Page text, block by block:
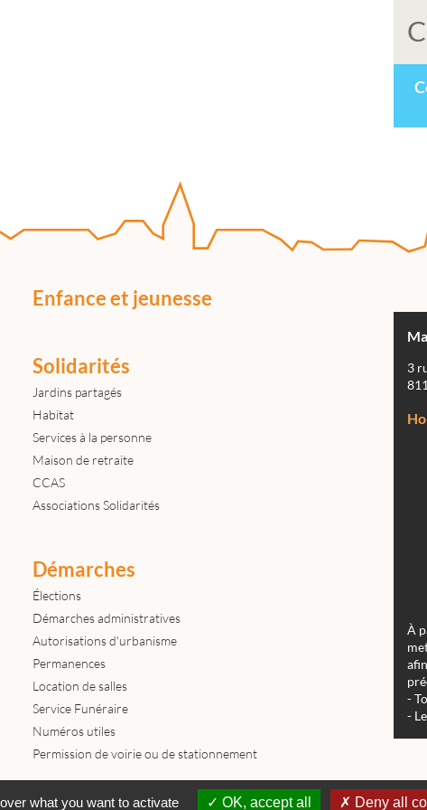
Enfance et jeunesse
Solidarités
Jardins partagés
Habitat
Services à la personne
Maison de retraite
CCAS
Associations Solidarités
Démarches
Élections
Démarches administratives
Autorisations d'urbanisme
Permanences
Location de salles
Service Funéraire
Numéros utiles
Permission de voirie ou de stationnement
3
À
-
-
Contactez-nous Mentions légales © tous droits réservés Mairie de
what you want to activate OK, accept all Deny all